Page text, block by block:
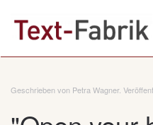
Zum Hauptinhalt springen
Geschrieben von Petra Wagner.